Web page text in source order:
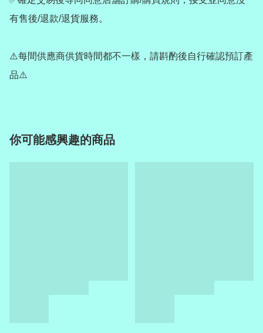
有售後/退款/退貨服務。
⚠️每間供應商供貨時間都不一樣，請斟酌後自行確認預訂產
品⚠️
你可能感興趣的商品